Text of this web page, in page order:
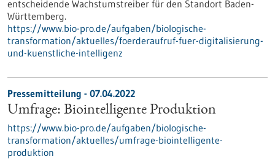
entscheidende Wachstumstreiber für den Standort Baden-
Württemberg.
https://www.bio-pro.de/aufgaben/biologische-
transformation/aktuelles/foerderaufruf-fuer-digitalisierung-
und-kuenstliche-intelligenz
Pressemitteilung - 07.04.2022
Umfrage: Biointelligente Produktion
https://www.bio-pro.de/aufgaben/biologische-
transformation/aktuelles/umfrage-biointelligente-
produktion